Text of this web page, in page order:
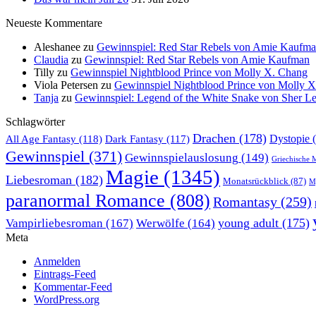
Neueste Kommentare
Aleshanee zu Gewinnspiel: Red Star Rebels von Amie
Claudia zu Gewinnspiel: Red Star Rebels von Amie Kaufman
Tilly zu Gewinnspiel Nightblood Prince von Molly X. Chang
Viola Petersen zu Gewinnspiel Nightblood Prince von Molly
Tanja zu Gewinnspiel: Legend of the White Snake von Sher
Schlagwörter
All Age Fantasy (118) Dark Fantasy (117) Drachen (178) Dystopie
Gewinnspiel (371) Gewinnspielauslosung (149) Griechische
Liebesroman (182) Magie (1345) Monatsrückblick (87)
paranormal Romance (808) Romantasy (259)
Vampirliebesroman (167) Werwölfe (164) young adult (175)
Meta
Anmelden
Eintrags-Feed
Kommentar-Feed
WordPress.org